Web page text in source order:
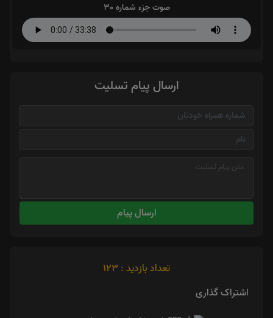
صوت جزء شماره 30
ارسال پیام تسلیت
ارسال پیام
تعداد بازدید : 123
اشتراک گذاری